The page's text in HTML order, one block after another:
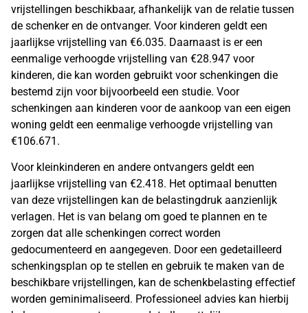
vrijstellingen beschikbaar, afhankelijk van de relatie tussen
de schenker en de ontvanger. Voor kinderen geldt een
jaarlijkse vrijstelling van €6.035. Daarnaast is er een
eenmalige verhoogde vrijstelling van €28.947 voor
kinderen, die kan worden gebruikt voor schenkingen die
bestemd zijn voor bijvoorbeeld een studie. Voor
schenkingen aan kinderen voor de aankoop van een eigen
woning geldt een eenmalige verhoogde vrijstelling van
€106.671.
Voor kleinkinderen en andere ontvangers geldt een
jaarlijkse vrijstelling van €2.418. Het optimaal benutten
van deze vrijstellingen kan de belastingdruk aanzienlijk
verlagen. Het is van belang om goed te plannen en te
zorgen dat alle schenkingen correct worden
gedocumenteerd en aangegeven. Door een gedetailleerd
schenkingsplan op te stellen en gebruik te maken van de
beschikbare vrijstellingen, kan de schenkbelasting effectief
worden geminimaliseerd. Professioneel advies kan hierbij